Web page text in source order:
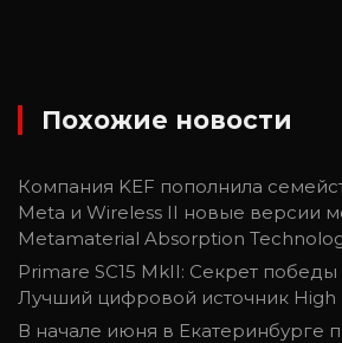
Похожие новости
Компания KEF пополнила
Meta и Wireless II новые версии
Metamaterial Absorption
Primare SC15 MkII: Секрет
Лучший цифровой источник High
В начале июня в Екатеринбурге